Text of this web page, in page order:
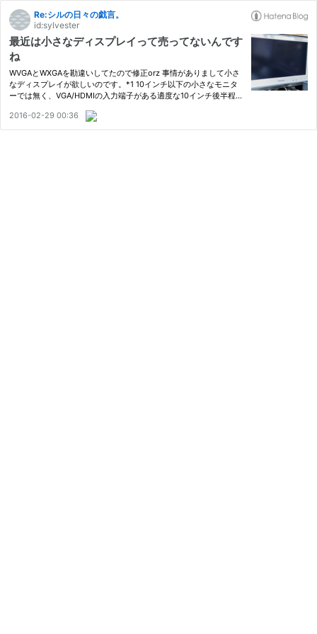
Re:シルの日々の戯言。
id:sylvester
最近は小さなディスプレイって売ってないんです
ね
WVGAとWXGAを勘違いしてたので修正orz 事情がありまして小さ
なディスプレイが欲しいのです。*1 10インチ以下の小さなモニタ
ーでは無く、VGA/HDMIの入力端子がある適度な10インチ後半程度
ターの大画面化または10インチ以下USB接続のサブモニター化が進
んでいるの…
2016-02-29 00:36